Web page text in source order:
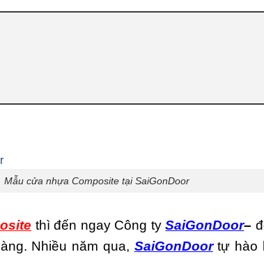
Mẫu cửa nhựa Composite tại SaiGonDoor
thì đến ngay Công tySaiGonDoor–
Nhiều năm qua, SaiGonDoortự hào